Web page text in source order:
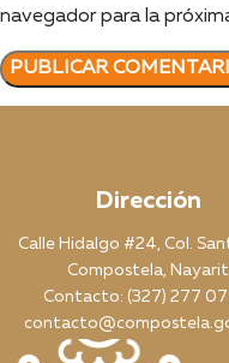
navegador para la
Dirección
Calle Hidalgo #24, Col.
Compostela, Nayarit
Contacto: (327) 277